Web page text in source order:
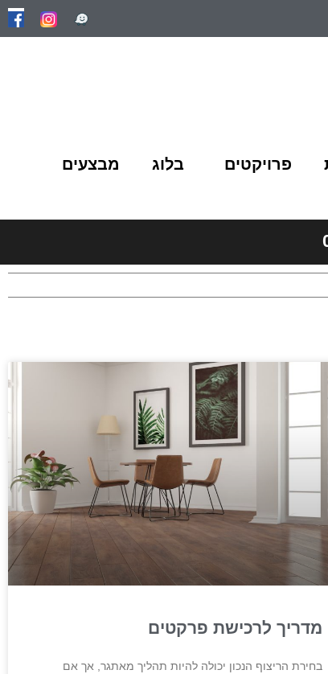
פרויקטים בלוג מבצעים
מדריך לרכישת פרקטים
בחירת הריצוף הנכון יכולה להיות תהליך מאתגר, אך אם